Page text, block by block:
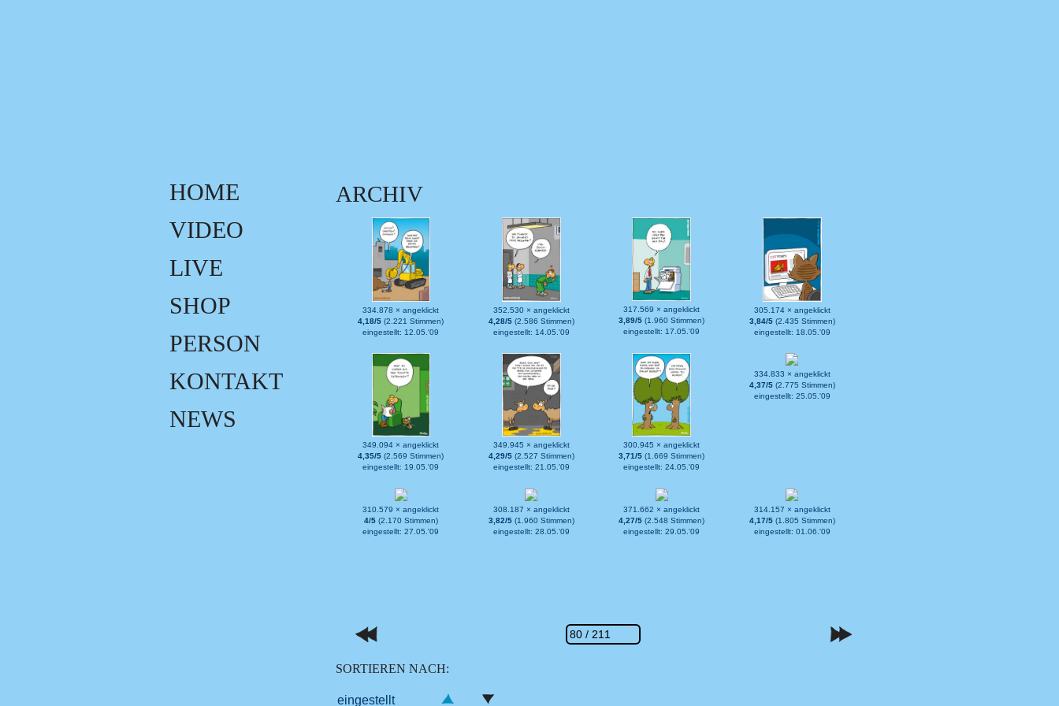
HOME
VIDEO
LIVE
SHOP
PERSON
KONTAKT
NEWS
ARCHIV
334.878 × angeklickt
4,18/5 (2.221 Stimmen)
eingestellt: 12.05.'09
352.530 × angeklickt
4,28/5(2.586 Stimmen)
eingestellt: 14.05.'09
317.569 × angeklickt
3,89/5 (1.960 Stimmen)
eingestellt: 17.05.'09
305.174 × angeklickt
3,84/5(2.435 Stimmen)
eingestellt: 18.05.'09
349.094 × angeklickt
4,35/5 (2.569 Stimmen)
eingestellt: 19.05.'09
349.945 × angeklickt
4,29/5(2.527 Stimmen)
eingestellt: 21.05.'09
300.945 × angeklickt
3,71/5 (1.669 Stimmen)
eingestellt: 24.05.'09
334.833 × angeklickt
4,37/5(2.775 Stimmen)
eingestellt: 25.05.'09
310.579 × angeklickt
4/5(2.170 Stimmen)
eingestellt: 27.05.'09
308.187 × angeklickt
3,82/5(1.960 Stimmen)
eingestellt: 28.05.'09
371.662 × angeklickt
4,27/5 (2.548 Stimmen)
eingestellt: 29.05.'09
314.157 × angeklickt
4,17/5(1.805 Stimmen)
eingestellt: 01.06.'09
SORTIEREN NACH:
eingestellt